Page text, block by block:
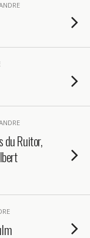
du Ruitor,